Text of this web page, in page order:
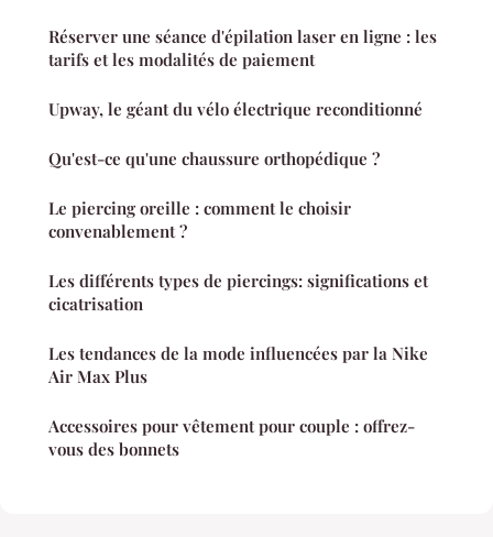
Réserver une séance d'épilation laser en ligne : les
tarifs et les modalités de paiement
Upway, le géant du vélo électrique reconditionné
Qu'est-ce qu'une chaussure orthopédique ?
Le piercing oreille : comment le choisir
convenablement ?
Les différents types de piercings: significations et
cicatrisation
Les tendances de la mode influencées par la Nike
Air Max Plus
Accessoires pour vêtement pour couple : offrez-
vous des bonnets